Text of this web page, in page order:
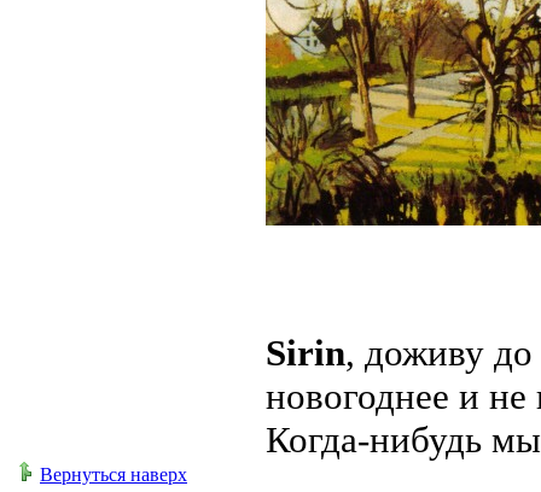
Sirin, доживу до
новогоднее и
Когда-нибудь
Вернуться наверх